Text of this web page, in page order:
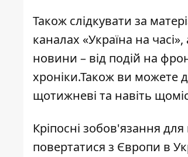
Також слідкувати за
каналах «Україна на часі»,
новини – від подій на
хроніки.Також ви можете
щотижневі та навіть
Кріпосні зобов'язання
повертатися з Європи в